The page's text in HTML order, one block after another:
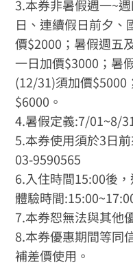
3.本券非暑假週一~
日、連續假日前夕、
價$2000；暑假週五
一日加價$3000；暑
(12/31)須加價$5000
$6000。
4.暑假定義:7/01~8/
5.本券使用須於3日
03-9590565
6.入住時間15:00後
體驗時間
7.本券恕無法與其他
8.本券優惠期間等同
補差價使用。